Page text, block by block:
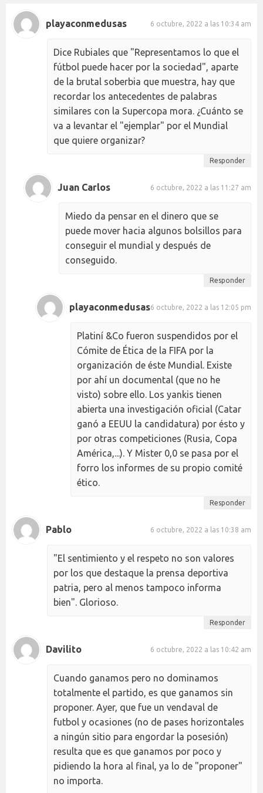
playaconmedusas 6 octubre, 2022 a las 10:34 am
Dice Rubiales que "Representamos lo que el
fútbol puede hacer por la sociedad", aparte
de la brutal soberbia que muestra, hay que
recordar los antecedentes de palabras
similares con la Supercopa mora. ¿Cuánto se
va a levantar el "ejemplar" por el Mundial
que quiere organizar?
Responder
Juan Carlos 6 octubre, 2022 a las 11:27 am
Miedo da pensar en el dinero que se
puede mover hacia algunos bolsillos para
conseguir el mundial y después de
conseguido.
Responder
playaconmedusas6 octubre, 2022 a las 12:05 pm
Platiní &Co fueron suspendidos por el
Cómite de Ética de la FIFA por la
organización de éste Mundial. Existe
por ahí un documental (que no he
visto) sobre ello. Los yankis tienen
abierta una investigación oficial (Catar
ganó a EEUU la candidatura) por ésto y
por otras competiciones (Rusia, Copa
América,...). Y Mister 0,0 se pasa por el
forro los informes de su propio comité
ético.
Responder
Pablo 6 octubre, 2022 a las 10:38 am
"El sentimiento y el respeto no son valores
por los que destaque la prensa deportiva
patria, pero al menos tampoco informa
bien". Glorioso.
Responder
Davilito 6 octubre, 2022 a las 10:42 am
Cuando ganamos pero no dominamos
totalmente el partido, es que ganamos sin
proponer. Ayer, que fue un vendaval de
futbol y ocasiones (no de pases horizontales
a ningún sitio para engordar la posesión)
resulta que es que ganamos por poco y
pidiendo la hora al final, ya lo de "proponer"
no importa.